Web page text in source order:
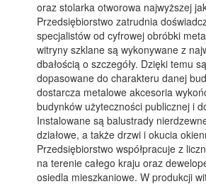
oraz stolarka otworowa najwyższej
Przedsiębiorstwo zatrudnia
specjalistów od cyfrowej obróbki
witryny szklane są wykonywane z
dbałością o szczegóły. Dzięki temu
dopasowane do charakteru danej
dostarcza metalowe akcesoria
budynków użyteczności publicznej i
Instalowane są balustrady
działowe, a także drzwi i okucia
Przedsiębiorstwo współpracuje z
na terenie całego kraju oraz
osiedla mieszkaniowe. W produkcji